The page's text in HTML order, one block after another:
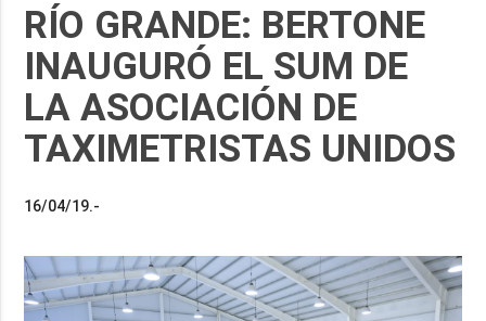
RÍO GRANDE: BERTONE
INAUGURÓ EL SUM DE
LA ASOCIACIÓN DE
TAXIMETRISTAS UNIDOS
16/04/19.-